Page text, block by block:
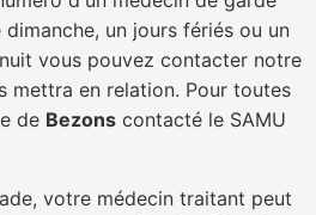
un jours fériés ou un
vous pouvez contacter notre
mettra en relation. Pour toutes
de Bezons contacté le SAMU
votre médecin traitant peut